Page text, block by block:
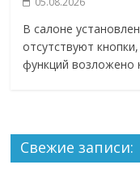
В салоне
отсутствуют
функций возложено
Свежие записи: